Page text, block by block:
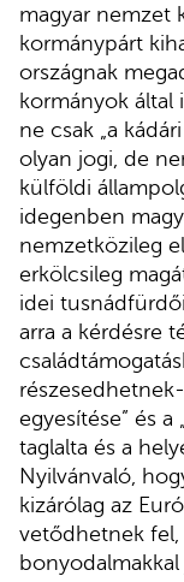
magyar nemzet
kormánypárt
országnak
kormányok által
ne csak „a
olyan jogi, de
külföldi
idegenben
nemzetközileg
erkölcsileg
idei
arra a kérdésre
egyesítése” és
taglalta és a
Nyilvánvaló,
kizárólag az
vetődhetnek